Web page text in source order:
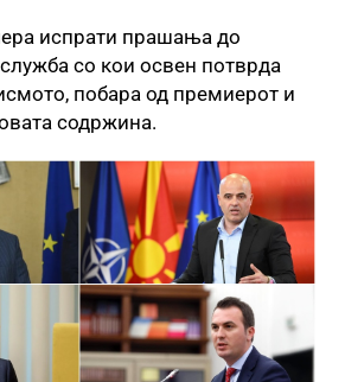
испрати прашања до
со кои освен потврда
побара од премиерот и
содржина.